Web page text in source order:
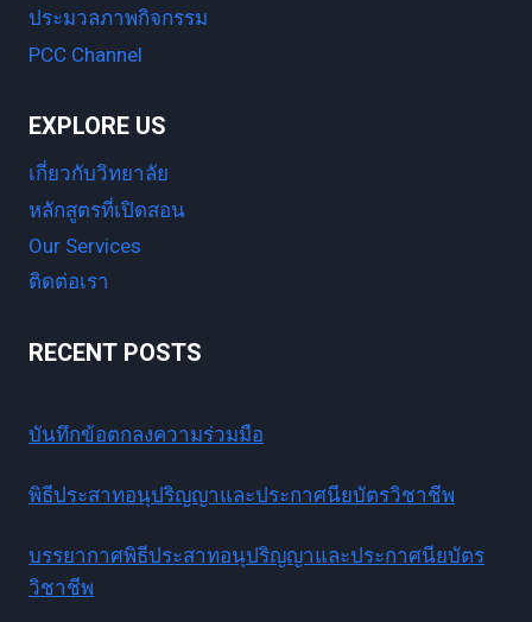
ประมวลภาพกิจกรรม
PCC Channel
EXPLORE US
เกี่ยวกับวิทยาลัย
หลักสูตรที่เปิดสอน
Our Services
ติดต่อเรา
RECENT POSTS
บันทึกข้อตกลงความร่วมมือ
พิธีประสาทอนุปริญญาและประกาศนียบัตรวิชาชีพ
บรรยากาศพิธีประสาทอนุปริญญาและประกาศนียบัตร
วิชาชีพ